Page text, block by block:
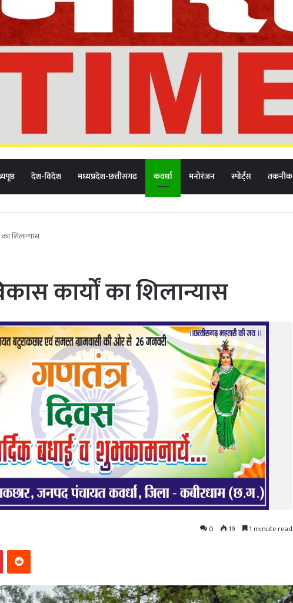
देश-विदेश मध्यप्रदेश-छत्तीसगढ़ कवर्धा मनोरंजन स्पोर्ट्स तकनीक
शिलान्यास
कार्यों का शिलान्यास
0 19 1 minute read
PinterestReddit